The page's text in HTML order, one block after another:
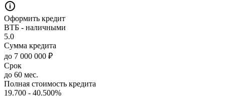
Оформить кредит
ВТБ - наличными
5.0
Сумма кредита
до 7 000 000 ₽
Срок
до 60 мес.
Полная стоимость кредита
19.700 - 40.500%